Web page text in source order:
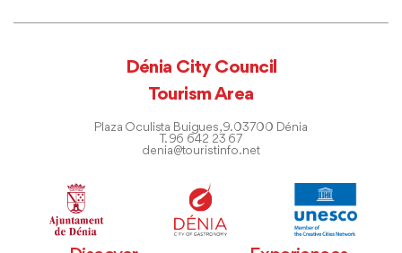
Dénia City Council
Tourism Area
Plaza Oculista Buigues, 9. 03700 Dénia
T. 96 642 23 67
denia@touristinfo.net